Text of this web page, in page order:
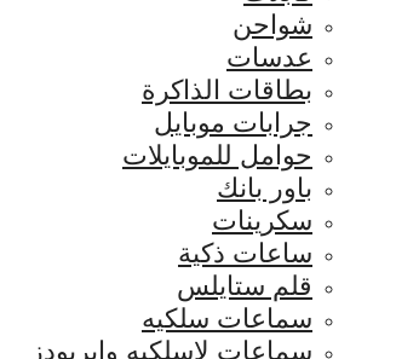
شواحن
عدسات
بطاقات الذاكرة
جرابات موبايل
حوامل للموبايلات
باور بانك
سكرينات
ساعات ذكية
قلم ستايلس
سماعات سلكيه
سماعات لاسلكيه وايربودز